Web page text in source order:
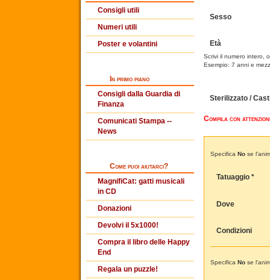
Consigli utili
Numeri utili
Poster e volantini
In primo piano
Consigli dalla Guardia di
Finanza
Comunicati Stampa --
News
Come puoi aiutarci?
MagnifiCat: gatti musicali
in CD
Donazioni
Devolvi il 5x1000!
Compra il libro delle Happy
End
Regala un puzzle!
Sesso
Età
Scrivi il numero intero,
Esempio: 7 anni e
Sterilizzato /
Compila con
Specifica No se
Tatuaggio *
Dove
Condizioni
Specifica No se